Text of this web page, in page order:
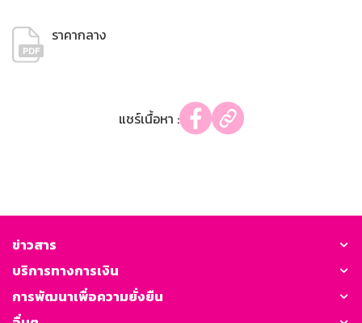
ราคากลาง
แชร์เนื้อหา :
ข่าวสาร
บริการทางการเงิน
การพัฒนาเพื่อความยั่งยืน